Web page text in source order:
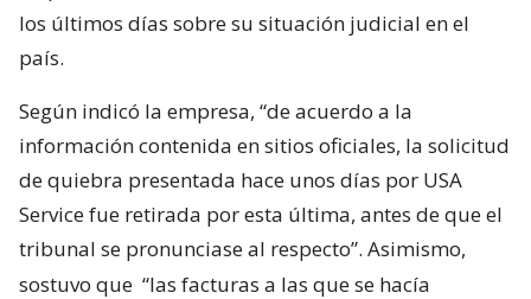
los últimos días sobre su situación judicial en el
país.
Según indicó la empresa, “de acuerdo a la
información contenida en sitios oficiales, la solicitud
de quiebra presentada hace unos días por USA
Service fue retirada por esta última, antes de que el
tribunal se pronunciase al respecto”. Asimismo,
sostuvo que “las facturas a las que se hacía